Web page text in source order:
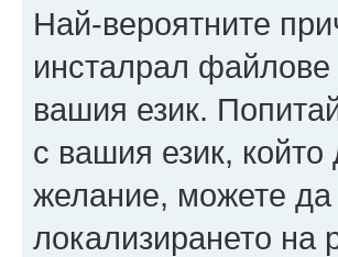
Най-вероятните
инсталрал
вашия език.
с вашия език,
желание, можете
локализирането на